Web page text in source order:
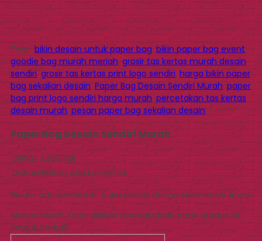
Tags:bikin desain untuk paper bag,bikin paper bag event,
goodie bag murah meriah,grosir tas kertas murah desain
sendiri,grosir tas kertas print logo sendiri,harga bikin paper
bag sekalian desain,Paper Bag Desain Sendiri Murah,paper
bag print logo sendiri harga murah,percetakan tas kertas
desain murah,pesan paper bag sekalian desain
Paper Bag Desain Sendiri Murah
Dilihat 1.356 kali
Diskusi Belum ada komentar
Belum ada komentar, buka diskusi dengan komentar Anda.
Mohon maaf, form diskusi dinonaktifkan pada produk ini.
Produk Terkait